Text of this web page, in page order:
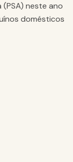
neste ano
domésticos